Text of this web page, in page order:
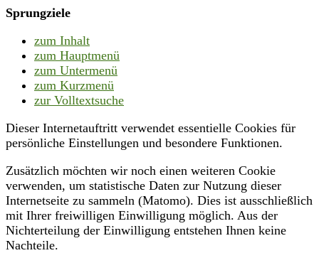
Sprungziele
zum Inhalt
zum Hauptmenü
zum Untermenü
zum Kurzmenü
zur Volltextsuche
Dieser Internetauftritt verwendet essentielle Cookies für
persönliche Einstellungen und besondere Funktionen.
Zusätzlich möchten wir noch einen weiteren Cookie
verwenden, um statistische Daten zur Nutzung dieser
Internetseite zu sammeln (Matomo). Dies ist ausschließlich
mit Ihrer freiwilligen Einwilligung möglich. Aus der
Nichterteilung der Einwilligung entstehen Ihnen keine
Nachteile.